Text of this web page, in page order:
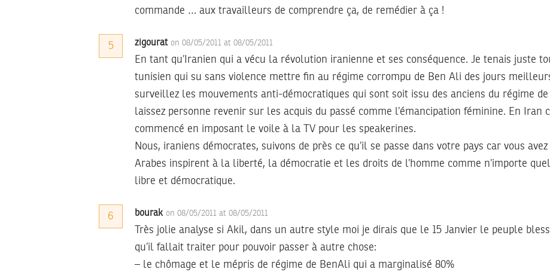
commande … aux travailleurs de comprendre ça, de remédier à ça !
5 zigourat on 08/05/2011 at 08/05/2011
En tant qu’Iranien qui a vécu la révolution iranienne et ses conséquence. Je tenais juste
tunisien qui su sans violence mettre fin au régime corrompu de Ben Ali des jours
surveillez les mouvements anti-démocratiques qui sont soit issu des anciens du régime
laissez personne revenir sur les acquis du passé comme l’émancipation féminine. En Iran
commencé en imposant le voile à la TV pour les speakerines.
Nous, iraniens démocrates, suivons de près ce qu’il se passe dans votre pays car vous
Arabes inspirent à la liberté, la démocratie et les droits de l’homme comme n’importe
libre et démocratique.
6 bourak on 08/05/2011 at 08/05/2011
Très jolie analyse si Akil, dans un autre style moi je dirais que le 15 Janvier le peuple
qu’il fallait traiter pour pouvoir passer à autre chose:
– le chômage et le mépris de régime de BenAli qui a marginalisé 80%